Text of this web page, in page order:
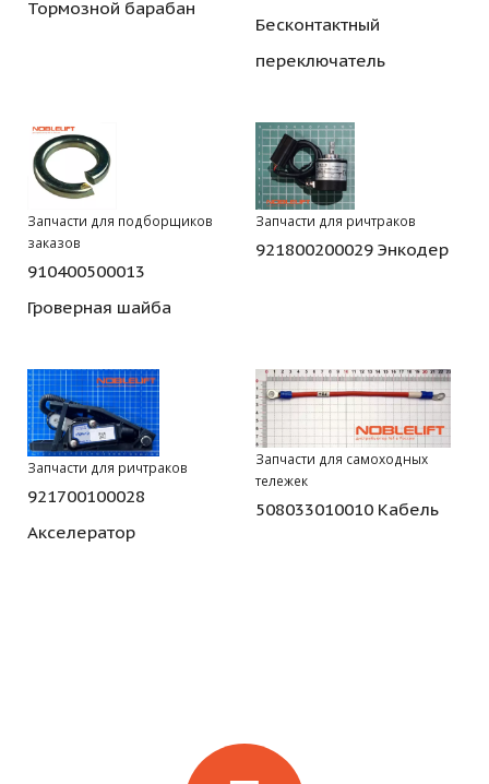
Тормозной барабан
Бесконтактный
переключатель
Запчасти для подборщиков
заказов
910400500013
Гроверная шайба
Запчасти для ричтраков
921800200029 Энкодер
Запчасти для ричтраков
921700100028
Акселератор
Запчасти для самоходных
тележек
508033010010 Кабель